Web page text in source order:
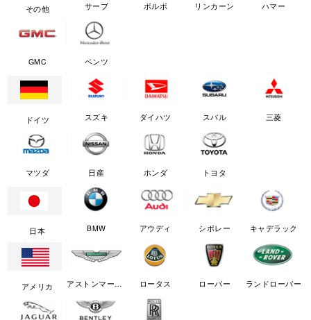
その他 サーブ ボルボ リンカーン ハマー
GMC ベンツ
ドイツ スズキ ダイハツ スバル 三菱
マツダ 日産 ホンダ トヨタ
日本 BMW アウディ シボレー キャデラック
アメリカ アストンマーチン ロータス ローバー ランドローバー